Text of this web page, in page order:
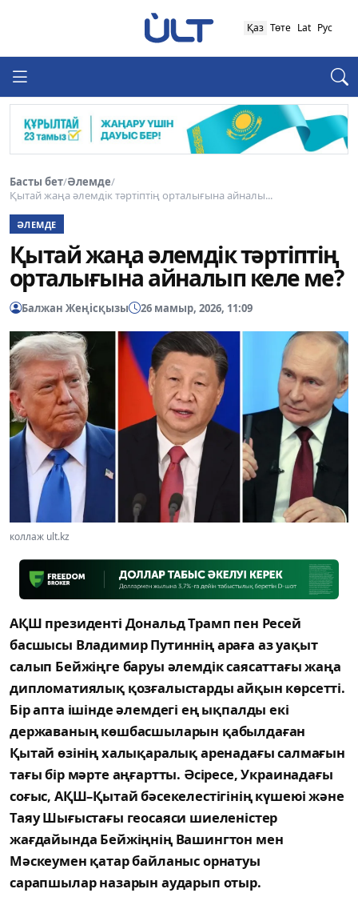
Қаз Төте Lat Рус
Басты бет/Әлемде/
Қытай жаңа әлемдік тәртіптің орталығына айналы...
ӘЛЕМДЕ
Қытай жаңа әлемдік тәртіптің
орталығына айналып келе ме?
Балжан Жеңісқызы 26 мамыр, 2026, 11:09
коллаж ult.kz
АҚШ президенті Дональд Трамп пен Ресей
басшысы Владимир Путиннің араға аз уақыт
салып Бейжіңге баруы әлемдік саясаттағы жаңа
дипломатиялық қозғалыстарды айқын көрсетті.
Бір апта ішінде әлемдегі ең ықпалды екі
державаның көшбасшыларын қабылдаған
Қытай өзінің халықаралық аренадағы салмағын
тағы бір мәрте аңғартты. Әсіресе, Украинадағы
соғыс, АҚШ–Қытай бәсекелестігінің күшеюі және
Таяу Шығыстағы геосаяси шиеленістер
жағдайында Бейжіңнің Вашингтон мен
Мәскеумен қатар байланыс орнатуы
сарапшылар назарын аударып отыр.